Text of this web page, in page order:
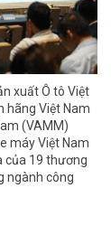
xuất Ô tô Việt
hãng Việt Nam
(VAMM)
máy Việt Nam
của 19 thương
ngành công